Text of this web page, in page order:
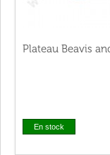
Plateau Beavis
En stock